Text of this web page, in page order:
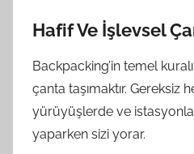
Hafif Ve İşlevsel
Backpacking’in temel
çanta taşımaktır. Gereksiz
yürüyüşlerde ve
yaparken sizi yorar.